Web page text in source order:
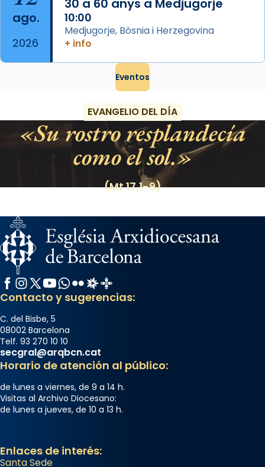
ago.
2026
30 a 60 anys a Medjugorje
10:00
Medjugorje, Bòsnia i Herzegovina
+ info
Eventos
EVANGELIO DEL DÍA
Su rostro resplandecía
como el sol.
(Mt 17,1-9)
Facebook
Instagram
X / Twitter
YouTube
WhatsApp
FlickrRadio Estel
Catalunya Cristiana
Contacto y sugerencias:
C. del Bisbe, 5
08002 Barcelona
Telf. 93 270 10 10
secgral@arqbcn.cat
Horario de atención al público:
de lunes a viernes, de 9 a 14 h.
Visitas al Archivo Diocesano:
de lunes a jueves, de 10 a 13 h.
Enlaces de interés:
Santa Sede